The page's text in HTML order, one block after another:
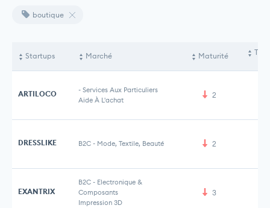
boutique
Startups Marché Maturité
ARTILOCO - Services Aux Particuliers
Aide À L'achat
2
DRESSLIKE B2C - Mode, Textile, Beauté 2
EXANTRIX
B2C - Electronique &
Composants
Impression 3D
3